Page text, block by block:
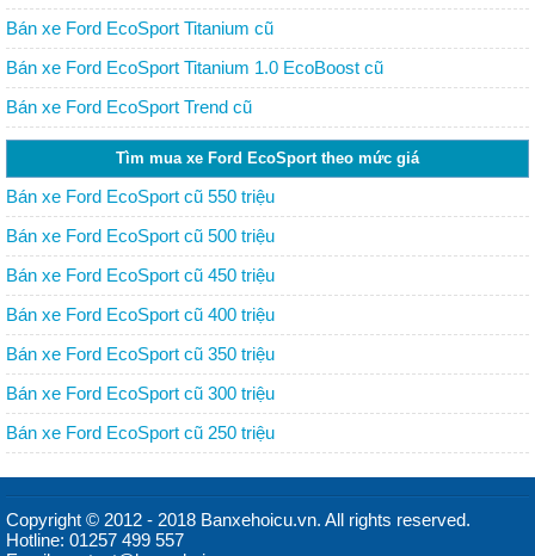
Bán xe Ford EcoSport Titanium cũ
Bán xe Ford EcoSport Titanium 1.0 EcoBoost cũ
Bán xe Ford EcoSport Trend cũ
Tìm mua xe Ford EcoSport theo mức giá
Bán xe Ford EcoSport cũ 550 triệu
Bán xe Ford EcoSport cũ 500 triệu
Bán xe Ford EcoSport cũ 450 triệu
Bán xe Ford EcoSport cũ 400 triệu
Bán xe Ford EcoSport cũ 350 triệu
Bán xe Ford EcoSport cũ 300 triệu
Bán xe Ford EcoSport cũ 250 triệu
Copyright © 2012 - 2018 Banxehoicu.vn. All rights reserved.
Hotline: 01257 499 557